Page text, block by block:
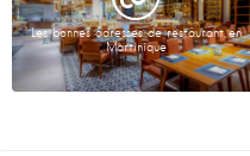
Les bonnes adresses de restaurant en
Martinique